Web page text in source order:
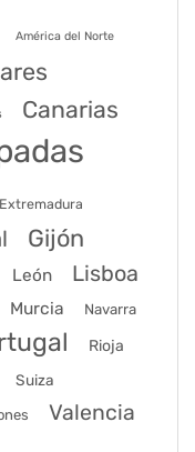
América del Norte
Canarias
Extremadura
Gijón
León Lisboa
Murcia Navarra
Rioja
Suiza
Valencia